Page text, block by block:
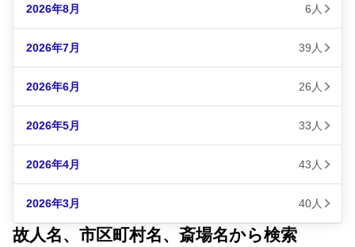
2026年8月 6人
2026年7月 39人
2026年6月 26人
2026年5月 33人
2026年4月 43人
2026年3月 40人
故人名、市区町村名、斎場名から検索